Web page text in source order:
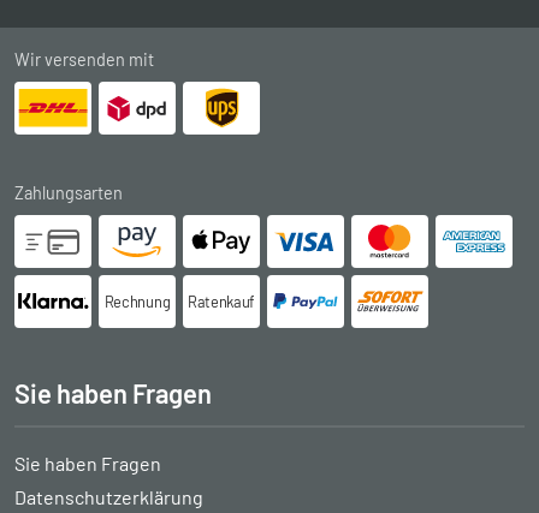
Wir versenden mit
Zahlungsarten
Rechnung Ratenkauf
Sie haben Fragen
Sie haben Fragen
Datenschutzerklärung